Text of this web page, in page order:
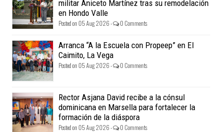
militar Aniceto Martínez tras su remodelación
en Hondo Valle
Posted on 05 Aug 2026 - 0 Comments
Arranca “A la Escuela con Propeep” en El
Caimito, La Vega
Posted on 05 Aug 2026 - 0 Comments
Rector Asjana David recibe a la cónsul
dominicana en Marsella para fortalecer la
formación de la diáspora
Posted on 05 Aug 2026 - 0 Comments